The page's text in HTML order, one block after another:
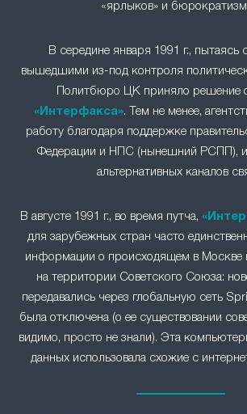
«ярлыков» и
В середине января 1991 г., пытаясь
вышедшими из-под контроля
Политбюро ЦК приняло решение
«Интерфакса». Тем не менее,
работу благодаря поддержке
Федерации и НПС (нынешний РСПП),
альтернативных каналов
В августе 1991 г., во время путча,
для зарубежных стран часто
информации о происходящем в Москве
на территории Советского Союза:
передавались через глобальную сеть
была отключена (о ее существовании
видимо, просто не знали). Эта
данных использовала схожие с